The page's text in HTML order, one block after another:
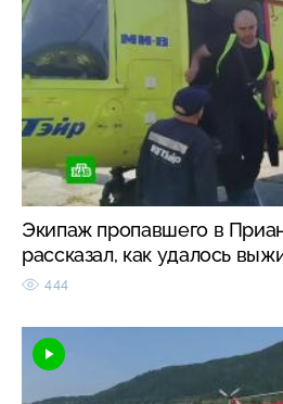
Экипаж пропавшего в
рассказал, как удалось
444